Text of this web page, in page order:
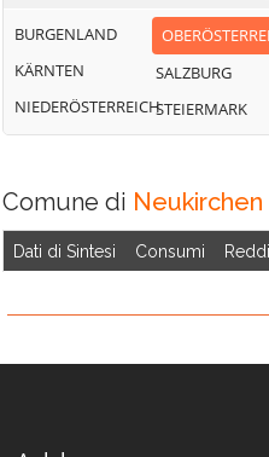
BURGENLAND
KÄRNTEN
NIEDERÖSTERREICH
SALZBURG
STEIERMARK
Comune di Neukirchen
Dati di Sintesi Consumi